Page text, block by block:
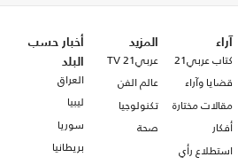
آراء
كتاب عربي21
قضايا وآراء
مقالات مختارة
أفكار
استطلاع رأي
المزيد
عربي21 TV
عالم الفن
تكنولوجيا
صحة
أخبار حسب
البلد
العراق
ليبيا
سوريا
بريطانيا